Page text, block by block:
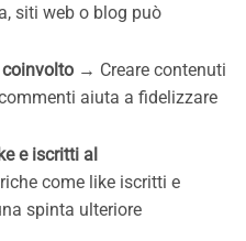
siti web o blog può
→ Creare contenuti
aiuta a fidelizzare
e iscritti al
come like iscritti e
spinta ulteriore